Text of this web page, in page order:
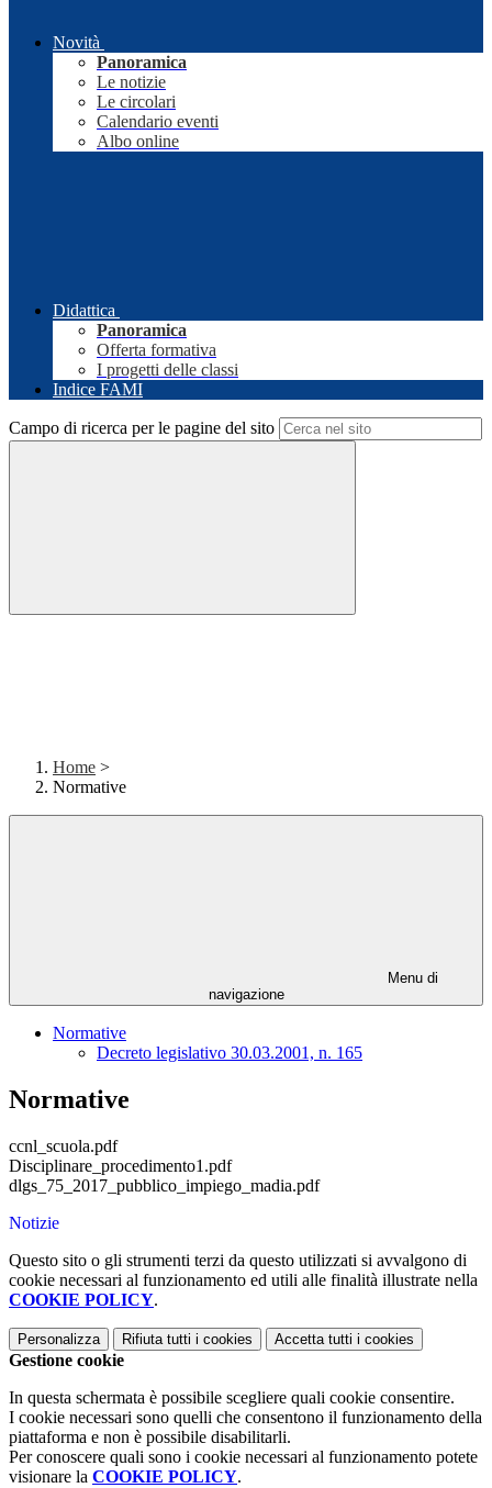
Novità
Panoramica
Le notizie
Le circolari
Calendario eventi
Albo online
Didattica
Panoramica
Offerta formativa
I progetti delle classi
Indice FAMI
Campo di ricerca per le pagine del sito
Home >
Normative
Menu di
navigazione
Normative
Decreto legislativo 30.03.2001, n. 165
Normative
ccnl_scuola.pdf
Disciplinare_procedimento1.pdf
dlgs_75_2017_pubblico_impiego_madia.pdf
Notizie
Questo sito o gli strumenti terzi da questo utilizzati si avvalgono di
cookie necessari al funzionamento ed utili alle finalità illustrate nella
COOKIE POLICY.
Personalizza Rifiuta tutti i cookies Accetta tutti i cookies
Gestione cookie
In questa schermata è possibile scegliere quali cookie consentire.
I cookie necessari sono quelli che consentono il funzionamento della
piattaforma e non è possibile disabilitarli.
Per conoscere quali sono i cookie necessari al funzionamento potete
visionare la COOKIE POLICY.